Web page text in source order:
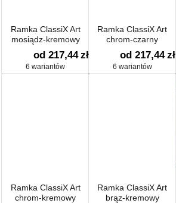
Ramka ClassiX Art
mosiądz-kremowy
od 217,44 zł
6 wariantów
Ramka ClassiX Art
chrom-czarny
od 217,44 zł
6 wariantów
Ramka ClassiX Art
chrom-kremowy
Ramka ClassiX Art
brąz-kremowy